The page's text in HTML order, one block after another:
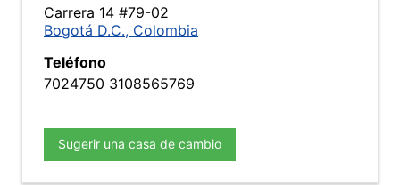
Carrera 14 #79-02
Bogotá D.C., Colombia
Teléfono
7024750 3108565769
Sugerir una casa de cambio